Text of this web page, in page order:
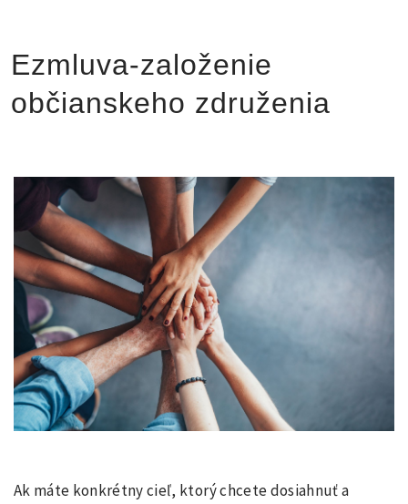
Ezmluva-založenie
občianskeho združenia
Ak máte konkrétny cieľ, ktorý chcete dosiahnuť a